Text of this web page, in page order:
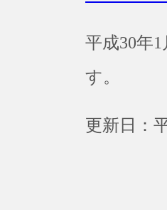
平成30年
す。
更新日：